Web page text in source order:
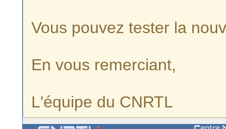
Vous pouvez tester la
En vous remerciant,
L'équipe du CNRTL